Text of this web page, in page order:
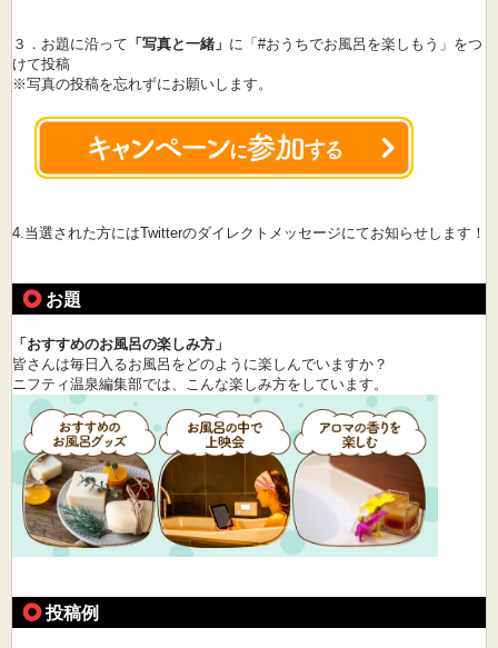
３．お題に沿って 「写真と一緒」 に「#おうちでお風呂を楽しもう」をつ
けて投稿
※写真の投稿を忘れずにお願いします。
4.当選された方にはTwitterのダイレクトメッセージにてお知らせします！
お題
「おすすめのお風呂の楽しみ方」
皆さんは毎日入るお風呂をどのように楽しんでいますか？
ニフティ温泉編集部では、こんな楽しみ方をしています。
投稿例